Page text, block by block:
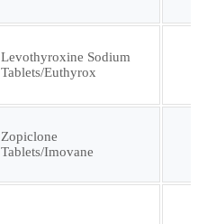
Levothyroxine Sodium
Tablets/Euthyrox
Zopiclone
Tablets/Imovane